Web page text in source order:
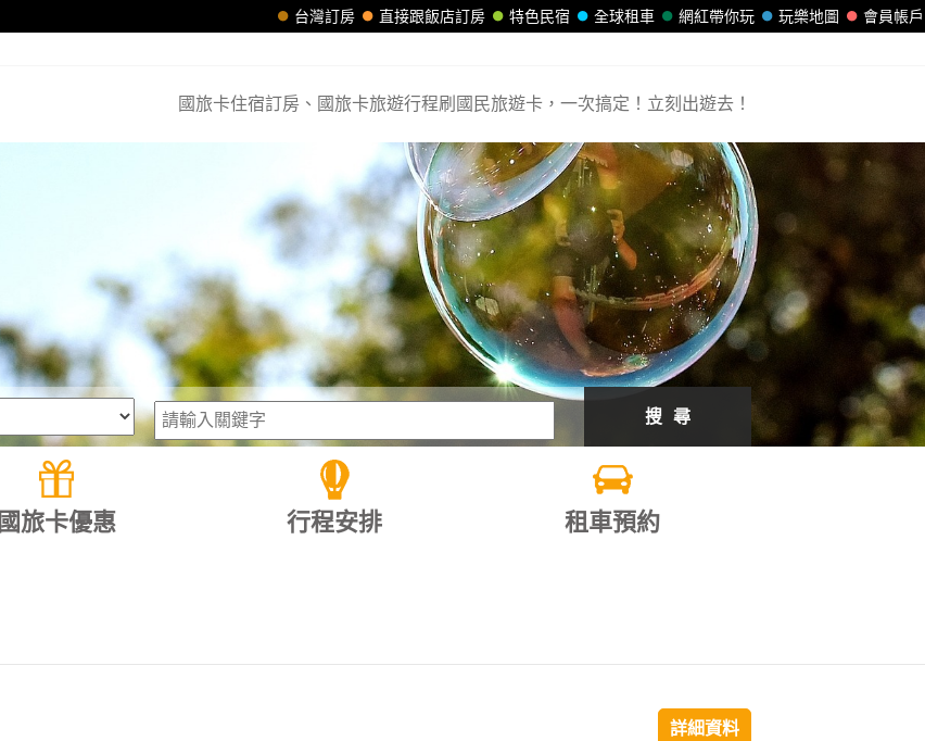
會員帳戶
玩樂地圖
網紅帶你玩
全球租車
特色民宿
直接跟飯店訂房
台灣訂房
國旅卡住宿訂房、國旅卡旅遊行程刷國民旅遊卡，一次搞定！立刻出遊去！
搜 尋
國旅卡優惠 行程安排 租車預約
詳細資料